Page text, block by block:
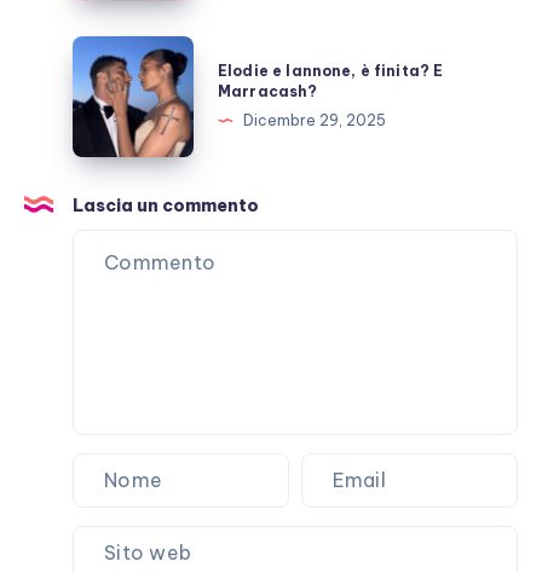
scritta
per
Laura
Pausini?
Elodie
e
Iannone,
finita?
E
Marracash?
Elodie e Iannone, è finita? E
Marracash?
Dicembre 29, 2025
Lascia un commento